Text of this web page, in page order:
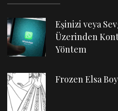
Eşinizi veya
Üzerinden
Yöntem
Frozen Elsa